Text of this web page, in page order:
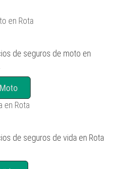
de seguros de moto en
de seguros de vida en Rota